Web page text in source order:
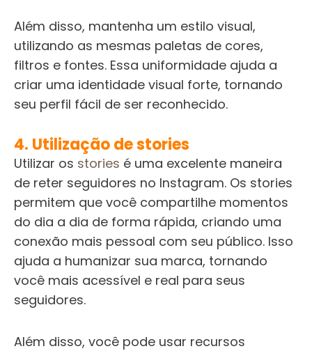
Além disso, mantenha um estilo visual,
utilizando as mesmas paletas de cores,
filtros e fontes. Essa uniformidade ajuda a
criar uma identidade visual forte, tornando
seu perfil fácil de ser reconhecido.
4. Utilização de stories
Utilizar os stories é uma excelente maneira
de reter seguidores no Instagram. Os stories
permitem que você compartilhe momentos
do dia a dia de forma rápida, criando uma
conexão mais pessoal com seu público. Isso
ajuda a humanizar sua marca, tornando
você mais acessível e real para seus
seguidores.
Além disso, você pode usar recursos